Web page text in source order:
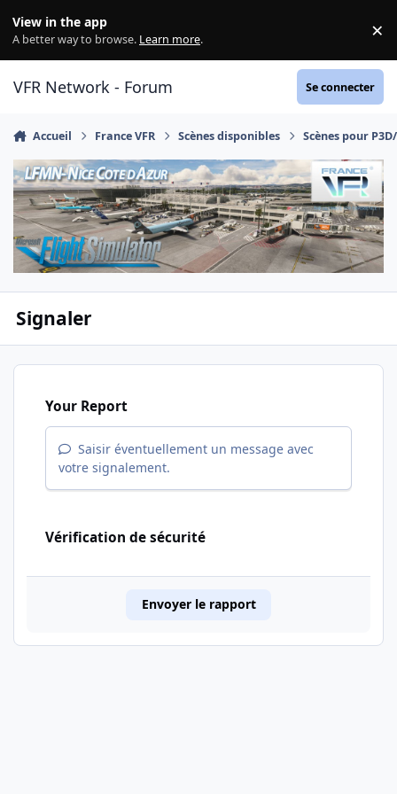
View in the app
A better way to browse. Learn more. ×
VFR Network - Forum Se connecter
Accueil France VFR Scènes disponibles Scènes pour
Signaler
Your Report
Saisir éventuellement un message avec
votre signalement.
Vérification de sécurité
Envoyer le rapport